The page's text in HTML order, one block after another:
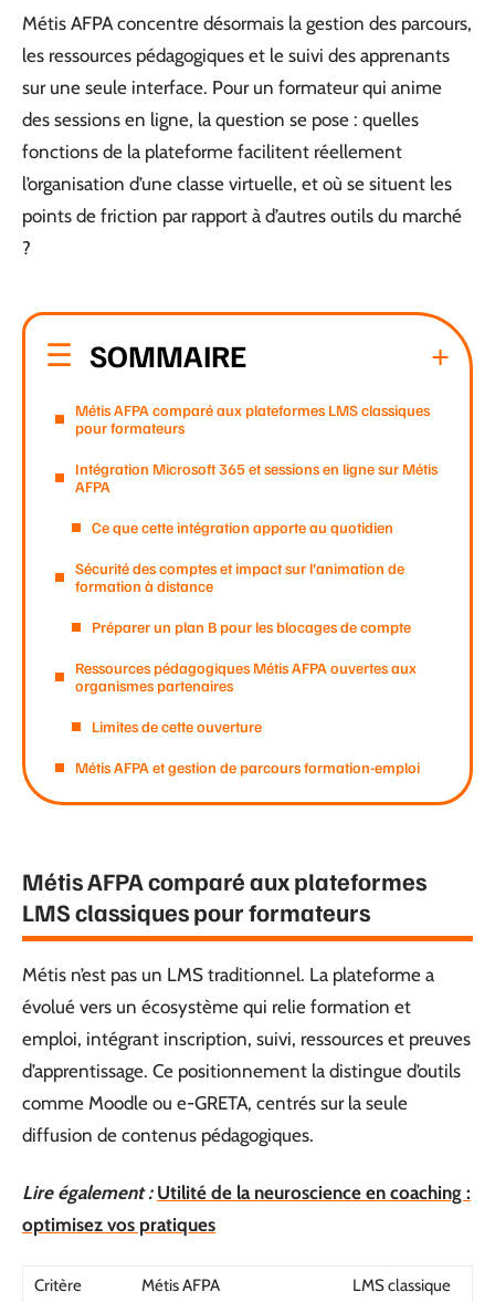
Métis AFPA concentre désormais la gestion des parcours,
les ressources pédagogiques et le suivi des apprenants
sur une seule interface. Pour un formateur qui anime
des sessions en ligne, la question se pose : quelles
fonctions de la plateforme facilitent réellement
l’organisation d’une classe virtuelle, et où se situent les
points de friction par rapport à d’autres outils du marché
?
SOMMAIRE
Métis AFPA comparé aux plateformes LMS classiques
pour formateurs
Intégration Microsoft 365 et sessions en ligne sur Métis
AFPA
Ce que cette intégration apporte au quotidien
Sécurité des comptes et impact sur l’animation de
formation à distance
Préparer un plan B pour les blocages de compte
Ressources pédagogiques Métis AFPA ouvertes aux
organismes partenaires
Limites de cette ouverture
Métis AFPA et gestion de parcours formation-emploi
Métis AFPA comparé aux plateformes
LMS classiques pour formateurs
Métis n’est pas un LMS traditionnel. La plateforme a
évolué vers un écosystème qui relie formation et
emploi, intégrant inscription, suivi, ressources et preuves
d’apprentissage. Ce positionnement la distingue d’outils
comme Moodle ou e-GRETA, centrés sur la seule
diffusion de contenus pédagogiques.
Lire également : Utilité de la neuroscience en coaching :
optimisez vos pratiques
Critère Métis AFPA
LMS classique